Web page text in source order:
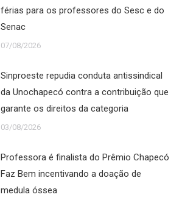
férias para os professores do Sesc e do
Senac
07/08/2026
Sinproeste repudia conduta antissindical
da Unochapecó contra a contribuição que
garante os direitos da categoria
03/08/2026
Professora é finalista do Prêmio Chapecó
Faz Bem incentivando a doação de
medula óssea